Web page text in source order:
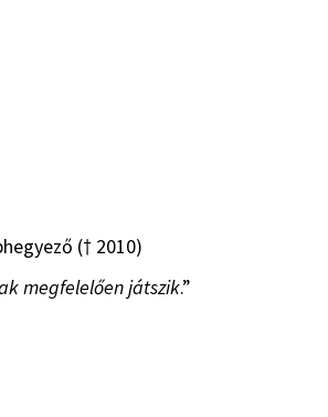
(† 2010)
megfelelően játszik.”